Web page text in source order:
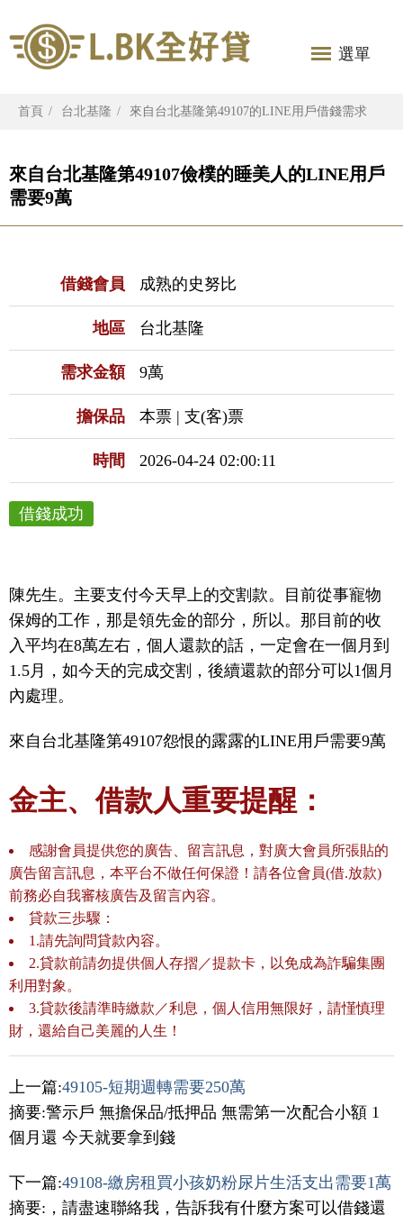
選單
首頁 台北基隆 來自台北基隆第49107的LINE用戶借錢需求
來自台北基隆第49107儉樸的睡美人的LINE用戶
需要9萬
借錢會員 成熟的史努比
地區 台北基隆
需求金額 9萬
擔保品 本票 | 支(客)票
時間 2026-04-24 02:00:11
借錢成功
陳先生。主要支付今天早上的交割款。目前從事寵物
保姆的工作，那是領先金的部分，所以。那目前的收
入平均在8萬左右，個人還款的話，一定會在一個月到
1.5月，如今天的完成交割，後續還款的部分可以1個月
內處理。
來自台北基隆第49107怨恨的露露的LINE用戶需要9萬
金主、借款人重要提醒：
感謝會員提供您的廣告、留言訊息，對廣大會員所張貼的
廣告留言訊息，本平台不做任何保證！請各位會員(借.放款)
前務必自我審核廣告及留言內容。
貸款三歩驟：
1.請先詢問貸款內容。
2.貸款前請勿提供個人存摺／提款卡，以免成為詐騙集團
利用對象。
3.貸款後請準時繳款／利息，個人信用無限好，請慬慎理
財，還給自己美麗的人生！
上一篇:49105-短期週轉需要250萬
摘要:警示戶 無擔保品/抵押品 無需第一次配合小額 1
個月還 今天就要拿到錢
下一篇:49108-繳房租買小孩奶粉尿片生活支出需要1萬
摘要:，請盡速聯絡我，告訴我有什麼方案可以借錢還